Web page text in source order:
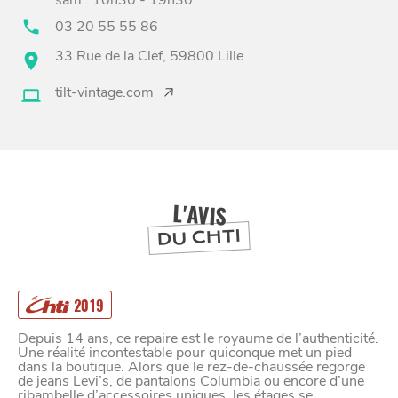
L'AVIS
DU CHTI
2019
Depuis 14 ans, ce repaire est le royaume de l’authenticité.
Une réalité incontestable pour quiconque met un pied
dans la boutique. Alors que le rez-de-chaussée regorge
de jeans Levi’s, de pantalons Columbia ou encore d’une
03 20 55 55 86
33 Rue de la Clef, 59800 Lille
tilt-vintage.com